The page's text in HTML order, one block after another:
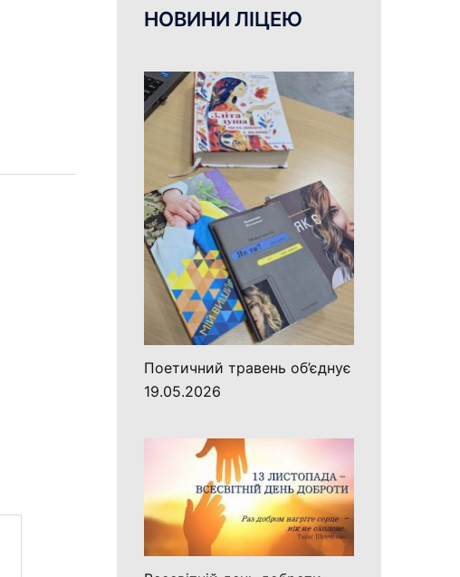
НОВИНИ ЛІЦЕЮ
Поетичний травень об’єднує
19.05.2026